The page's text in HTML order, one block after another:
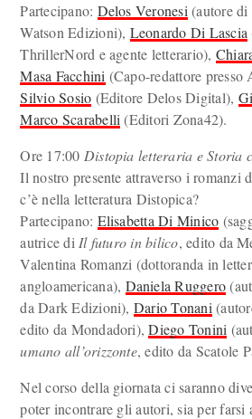
Partecipano: Delos Veronesi (autore di
Watson Edizioni), Leonardo Di Lascia
ThrillerNord e agente letterario),
Masa Facchini (Capo-redattore presso
Silvio Sosio (Editore Delos Digital),
Marco Scarabelli (Editori Zona42).
Ore 17:00 Distopia letteraria e Storia
Il nostro presente attraverso i romanzi
c’è nella letteratura Distopica?
Partecipano: Elisabetta Di Minico
autrice di Il futuro in bilico, edito da
Valentina Romanzi (dottoranda in
angloamericana), Daniela Ruggero
da Dark Edizioni), Dario Tonani
edito da Mondadori),Diego Tonini
umano all’orizzonte, edito da Scatole
Nel corso della giornata ci saranno
poter incontrare gli autori, sia per farsi